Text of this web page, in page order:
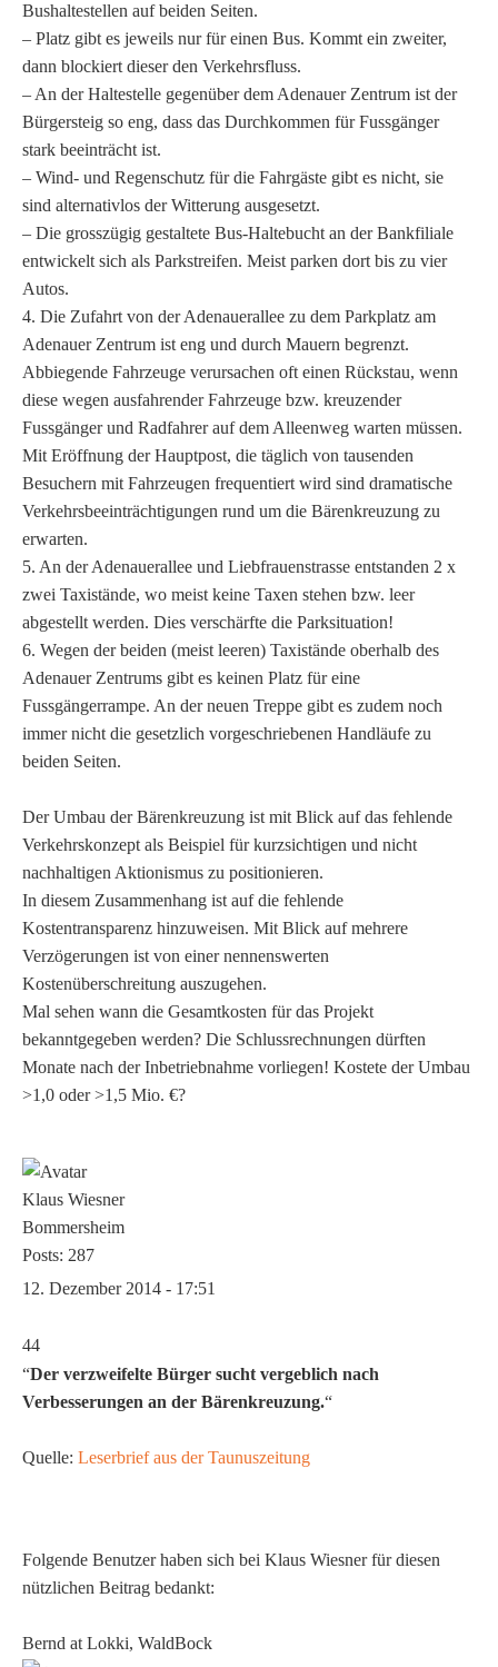
Bushaltestellen auf beiden Seiten.
– Platz gibt es jeweils nur für einen Bus. Kommt ein zweiter,
dann blockiert dieser den Verkehrsfluss.
– An der Haltestelle gegenüber dem Adenauer Zentrum ist der
Bürgersteig so eng, dass das Durchkommen für Fussgänger
stark beeinträcht ist.
– Wind- und Regenschutz für die Fahrgäste gibt es nicht, sie
sind alternativlos der Witterung ausgesetzt.
– Die grosszügig gestaltete Bus-Haltebucht an der Bankfiliale
entwickelt sich als Parkstreifen. Meist parken dort bis zu vier
Autos.
4. Die Zufahrt von der Adenauerallee zu dem Parkplatz am
Adenauer Zentrum ist eng und durch Mauern begrenzt.
Abbiegende Fahrzeuge verursachen oft einen Rückstau, wenn
diese wegen ausfahrender Fahrzeuge bzw. kreuzender
Fussgänger und Radfahrer auf dem Alleenweg warten müssen.
Mit Eröffnung der Hauptpost, die täglich von tausenden
Besuchern mit Fahrzeugen frequentiert wird sind dramatische
Verkehrsbeeinträchtigungen rund um die Bärenkreuzung zu
erwarten.
5. An der Adenauerallee und Liebfrauenstrasse entstanden 2 x
zwei Taxistände, wo meist keine Taxen stehen bzw. leer
abgestellt werden. Dies verschärfte die Parksituation!
6. Wegen der beiden (meist leeren) Taxistände oberhalb des
Adenauer Zentrums gibt es keinen Platz für eine
Fussgängerrampe. An der neuen Treppe gibt es zudem noch
immer nicht die gesetzlich vorgeschriebenen Handläufe zu
beiden Seiten.
Der Umbau der Bärenkreuzung ist mit Blick auf das fehlende
Verkehrskonzept als Beispiel für kurzsichtigen und nicht
nachhaltigen Aktionismus zu positionieren.
In diesem Zusammenhang ist auf die fehlende
Kostentransparenz hinzuweisen. Mit Blick auf mehrere
Verzögerungen ist von einer nennenswerten
Kostenüberschreitung auszugehen.
Mal sehen wann die Gesamtkosten für das Projekt
bekanntgegeben werden? Die Schlussrechnungen dürften
Monate nach der Inbetriebnahme vorliegen! Kostete der Umbau
>1,0 oder >1,5 Mio. €?
Klaus Wiesner
Bommersheim
Posts: 287
12. Dezember 2014 - 17:51
44
“Der verzweifelte Bürger sucht vergeblich nach
Verbesserungen an der Bärenkreuzung.“
Quelle: Leserbrief aus der Taunuszeitung
Folgende Benutzer haben sich bei Klaus Wiesnerfür diesen
nützlichen Beitrag bedankt:
Bernd at Lokki, WaldBock